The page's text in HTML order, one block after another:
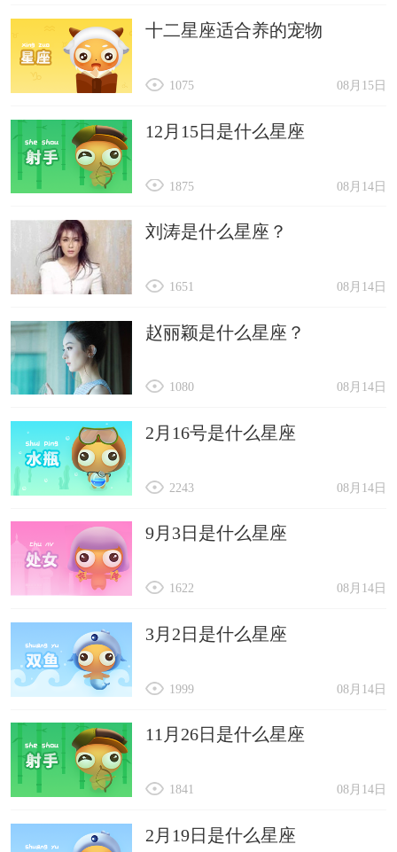
十二星座适合养的宠物
08月15日
1075
12月15日是什么星座
08月14日
1875
刘涛是什么星座？
08月14日
1651
赵丽颖是什么星座？
08月14日
1080
2月16号是什么星座
08月14日
2243
9月3日是什么星座
08月14日
1622
3月2日是什么星座
08月14日
1999
11月26日是什么星座
08月14日
1841
2月19日是什么星座